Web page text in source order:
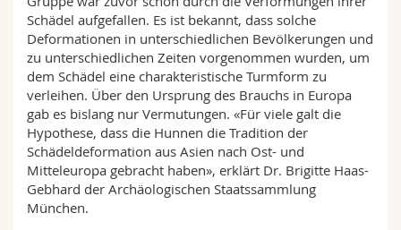
Schädel aufgefallen. Es ist bekannt, dass solche
Deformationen in unterschiedlichen Bevölkerungen und
zu unterschiedlichen Zeiten vorgenommen wurden, um
dem Schädel eine charakteristische Turmform zu
verleihen. Über den Ursprung des Brauchs in Europa
gab es bislang nur Vermutungen. «Für viele galt die
Hypothese, dass die Hunnen die Tradition der
Schädeldeformation aus Asien nach Ost- und
Mitteleuropa gebracht haben», erklärt Dr. Brigitte Haas-
Gebhard der Archäologischen Staatssammlung
München.